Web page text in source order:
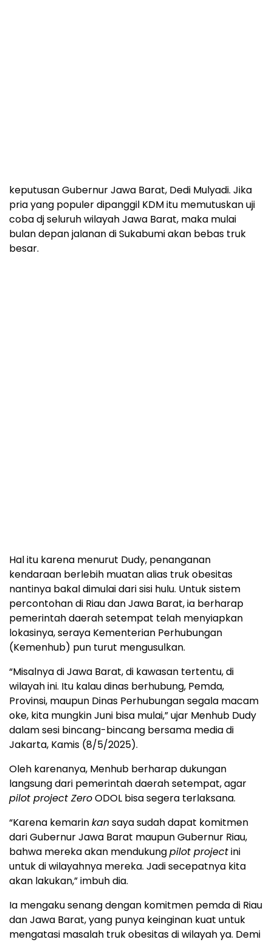
keputusan Gubernur Jawa Barat, Dedi Mulyadi. Jika
pria yang populer dipanggil KDM itu memutuskan uji
coba dj seluruh wilayah Jawa Barat, maka mulai
bulan depan jalanan di Sukabumi akan bebas truk
besar.
Hal itu karena menurut Dudy, penanganan
kendaraan berlebih muatan alias truk obesitas
nantinya bakal dimulai dari sisi hulu. Untuk sistem
percontohan di Riau dan Jawa Barat, ia berharap
pemerintah daerah setempat telah menyiapkan
lokasinya, seraya Kementerian Perhubungan
(Kemenhub) pun turut mengusulkan.
“Misalnya di Jawa Barat, di kawasan tertentu, di
wilayah ini. Itu kalau dinas berhubung, Pemda,
Provinsi, maupun Dinas Perhubungan segala macam
oke, kita mungkin Juni bisa mulai,” ujar Menhub Dudy
dalam sesi bincang-bincang bersama media di
Jakarta, Kamis (8/5/2025).
Oleh karenanya, Menhub berharap dukungan
langsung dari pemerintah daerah setempat, agar
pilot project ZeroODOL bisa segera terlaksana.
“Karena kemarinkansaya sudah dapat komitmen
dari Gubernur Jawa Barat maupun Gubernur Riau,
bahwa mereka akan mendukungpilot projectini
untuk di wilayahnya mereka. Jadi secepatnya kita
akan lakukan,” imbuh dia.
Ia mengaku senang dengan komitmen pemda di Riau
dan Jawa Barat, yang punya keinginan kuat untuk
mengatasi masalah truk obesitas di wilayah ya. Demi